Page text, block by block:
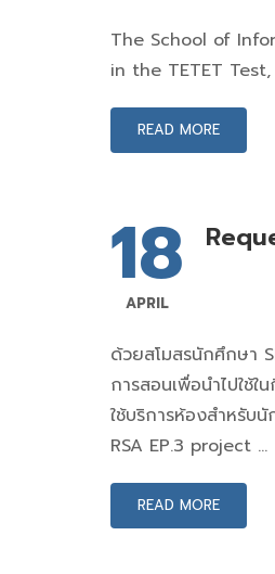
The School of
in the TETET
READ MORE
18
APRIL
ด้วยสโมสรนักศึกษา
การสอนเพื่อนำไปใช้
ใช้บริการห้องสำหรับ
RSA EP.3 project …
READ MORE